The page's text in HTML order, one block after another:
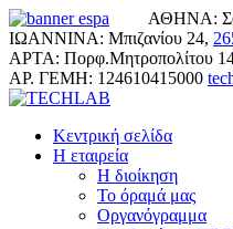
ΑΘΗΝΑ:
ΙΩΑΝΝΙΝΑ: Μπιζανίου 24,
ΑΡΤΑ: Πορφ.Μητροπολίτου
ΑΡ. ΓΕΜΗ: 124610415000
Κεντρική σελίδα
Η εταιρεία
Η διοίκηση
Το όραμά μας
Οργανόγραμμα